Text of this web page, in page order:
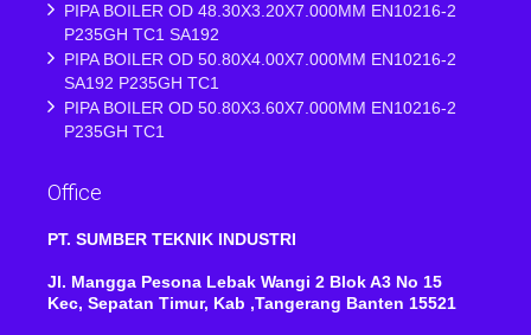
PIPA BOILER OD 48.30X3.20X7.000MM EN10216-2
P235GH TC1 SA192
PIPA BOILER OD 50.80X4.00X7.000MM EN10216-2
SA192 P235GH TC1
PIPA BOILER OD 50.80X3.60X7.000MM EN10216-2
P235GH TC1
Office
PT. SUMBER TEKNIK INDUSTRI
Jl. Mangga Pesona Lebak Wangi 2 Blok A3 No 15
Kec, Sepatan Timur, Kab ,Tangerang Banten 15521